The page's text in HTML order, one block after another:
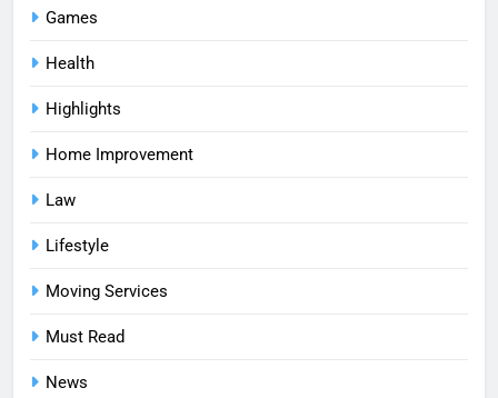
Games
Health
Highlights
Home Improvement
Law
Lifestyle
Moving Services
Must Read
News